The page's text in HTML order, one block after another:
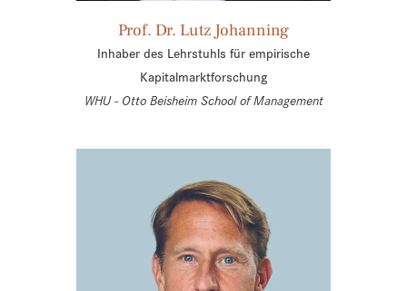
Prof. Dr. Lutz Johanning
Inhaber des Lehrstuhls für empirische
Kapitalmarktforschung
WHU - Otto Beisheim School of Management